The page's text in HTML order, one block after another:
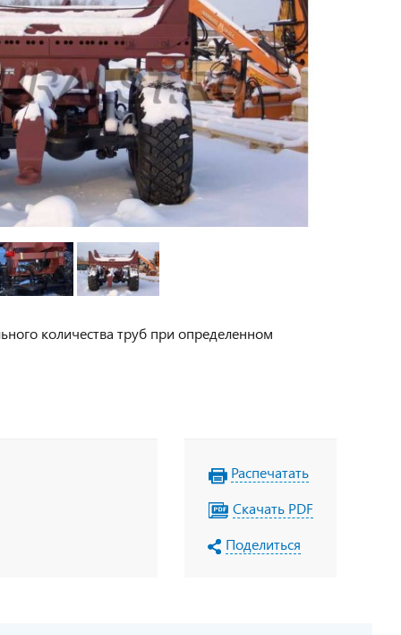
количества труб при определенном
Распечатать
Скачать PDF
Поделиться